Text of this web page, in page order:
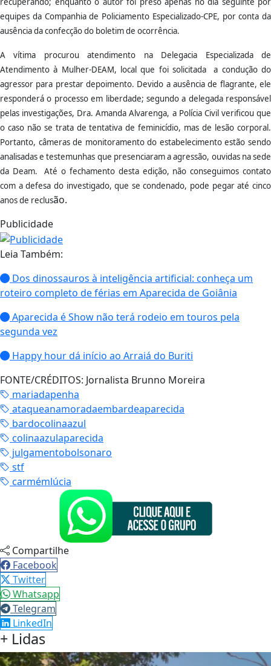
equipes da Companhia de Policiamento Especializado-CPE, por conta da
ausência da confecção do boletim de ocorrência.
A vítima procurou atendimento na Delegacia Especializada de
Atendimento à Mulher-DEAM, local que foi solicitada a condução do
agressor para prestar depoimento. Devido a ausência de flagrante, ele
responderá o processo em liberdade; segundo a delegada responsável
pelas investigações, Dra. Amanda Alvarenga, a Polícia Civil verificou que
o caso não se trata de tentativa de feminicídio, mas de lesão corporal.
Portanto, câmeras de monitoramento do estabelecimento estão sendo
analisadas e testemunhas que presenciaram a agressão, ouvidas na sede
da Deam. Até o fechamento desta edição, não conseguimos contato
com a defesa do investigado, que se condenado, pode pegar até cinco
anos de reclusão.
Publicidade
Leia Também:
Dos dinossauros à inteligência artificial: conheça um
roteiro completo de férias em Aparecida de Goiânia
Aparecida é Show não terá rodeio em touros pela
segunda vez
Happy hour dá início ao Arraiá do Buriti
FONTE/CRÉDITOS: Jornalista Brunno Moreira
mariadapenha
ataqueanamoradaembardeaparecida
bardocolinaazul
colinaazulaparecida
julgamentobolsonaro
stf
carmémlúcia
Compartilhe
Facebook
Twitter
Whatsapp
Telegram
LinkedIn
+ Lidas